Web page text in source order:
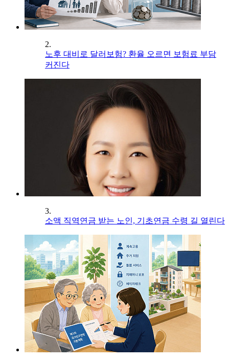
2.
노후 대비로 달러보험? 환율 오르면 보험료 부담
커진다
3.
소액 직역연금 받는 노인, 기초연금 수령 길 열린다